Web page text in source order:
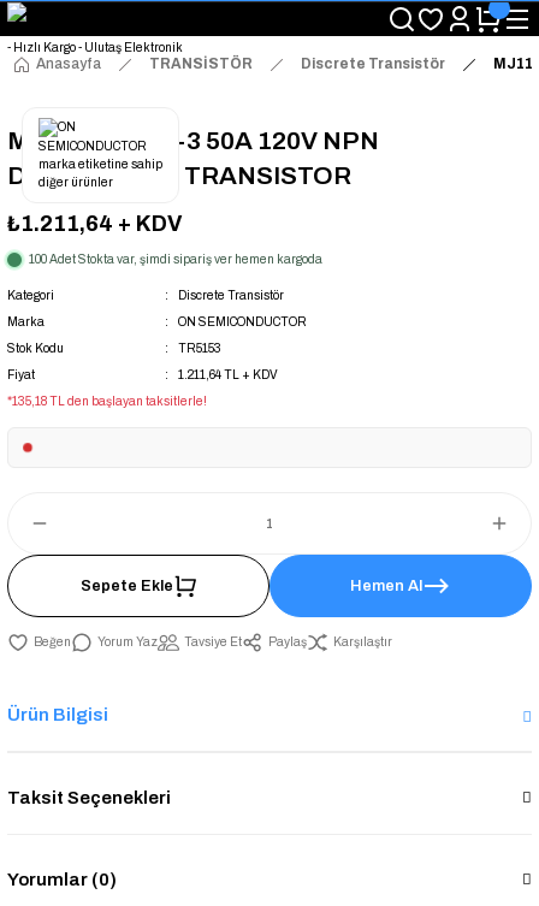
"Saat 14:00'a Kadar Verilen Siparişlerde Aynı Gün Kargo Avantajı!
"Binlerce Ürün Çeşitliliği ile Stoktan Hemen Teslim."
"Toptan Fiyatına Perakende Satış Avantajını Kaçırmayın!"
Anasayfa TRANSİSTÖR Discrete Transistör
MJ11032G TO-3 50A 120V NPN
DARLINGTON TRANSISTOR
₺1.211,64 + KDV
100 Adet Stokta var, şimdi sipariş ver hemen kargoda
Kategori
Discrete Transistör
Marka
ON SEMICONDUCTOR
Stok Kodu
TR5153
Fiyat
1.211,64 TL + KDV
*135,18 TL den başlayan taksitlerle!
Sepete Ekle Hemen Al
Yorum Yaz Tavsiye Et Paylaş Karşılaştır
Ürün Bilgisi
Taksit Seçenekleri
Yorumlar (0)